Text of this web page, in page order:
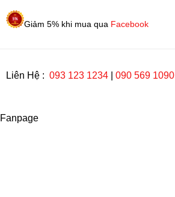
Giảm 5% khi mua qua Facebook
Liên Hệ : 093 123 1234 090 569 1090
Fanpage